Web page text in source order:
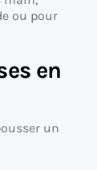
ou pour
en
un